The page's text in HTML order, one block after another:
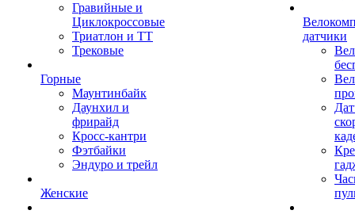
Гравийные и
Циклокроссовые
Триатлон и ТТ
Трековые
Горные
Маунтинбайк
Даунхил и
фрирайд
Кросс-кантри
Фэтбайки
Эндуро и трейл
Женские
датчики